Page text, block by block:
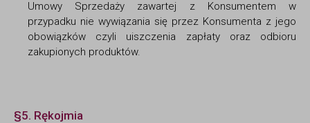
Umowy Sprzedaży zawartej z Konsumentem w
przypadku nie wywiązania się przez Konsumenta z jego
obowiązków czyli uiszczenia zapłaty oraz odbioru
zakupionych produktów.
§5. Rękojmia